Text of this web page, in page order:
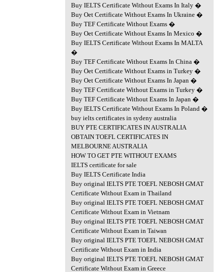
Buy IELTS Certificate Without Exams In Italy �
Buy Oet Certificate Without Exams In Ukraine �
Buy TEF Certificate Without Exams �
Buy Oet Certificate Without Exams In Mexico �
Buy IELTS Certificate Without Exams In MALTA
�
Buy TEF Certificate Without Exams In China �
Buy Oet Certificate Without Exams in Turkey �
Buy Oet Certificate Without Exams In Japan �
Buy TEF Certificate Without Exams in Turkey �
Buy TEF Certificate Without Exams In Japan �
Buy IELTS Certificate Without Exams In Poland �
buy ielts certificates in sydeny australia
BUY PTE CERTIFICATES IN AUSTRALIA
OBTAIN TOEFL CERTIFICATES IN
MELBOURNE AUSTRALIA
HOW TO GET PTE WITHOUT EXAMS
IELTS certificate for sale
Buy IELTS Certificate India
Buy original IELTS PTE TOEFL NEBOSH GMAT
Certificate Without Exam in Thailand
Buy original IELTS PTE TOEFL NEBOSH GMAT
Certificate Without Exam in Vietnam
Buy original IELTS PTE TOEFL NEBOSH GMAT
Certificate Without Exam in Taiwan
Buy original IELTS PTE TOEFL NEBOSH GMAT
Certificate Without Exam in India
Buy original IELTS PTE TOEFL NEBOSH GMAT
Certificate Without Exam in Greece